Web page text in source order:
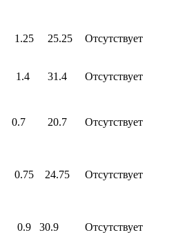
1.2525.25 Отсутствует
1.4 31.4 Отсутствует
0.7 20.7 Отсутствует
0.7524.75 Отсутствует
0.9 30.9 Отсутствует